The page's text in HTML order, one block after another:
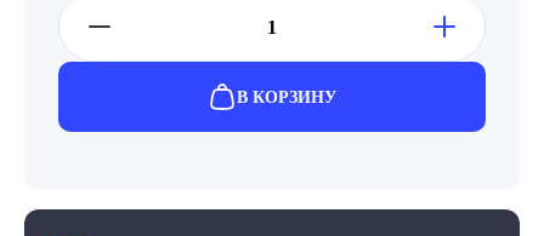
В КОРЗИНУ